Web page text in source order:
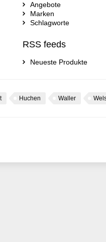
Angebote
Marken
Schlagworte
RSS feeds
Neueste Produkte
Huchen Waller